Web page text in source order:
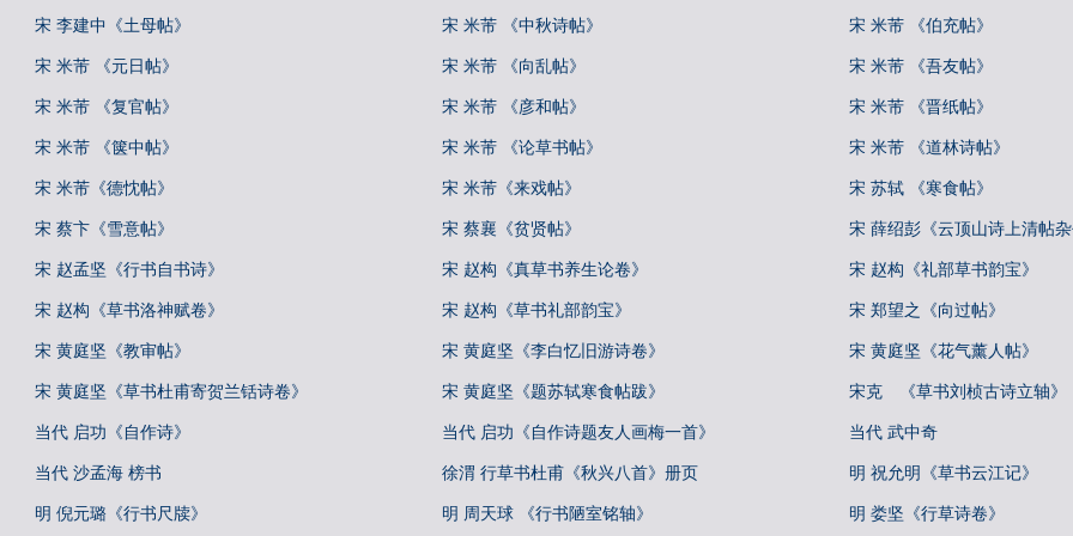
宋 李建中《土母帖》 宋 米芾 《中秋诗帖》 宋 米芾 《伯充帖》
宋 米芾 《元日帖》 宋 米芾 《向乱帖》 宋 米芾 《吾友帖》
宋 米芾 《复官帖》 宋 米芾 《彦和帖》 宋 米芾 《晋纸帖》
宋 米芾 《箧中帖》 宋 米芾 《论草书帖》 宋 米芾 《道林诗帖》
宋 米芾《德忱帖》 宋 米芾《来戏帖》 宋 苏轼 《寒食帖》
宋 蔡卞《雪意帖》 宋 蔡襄《贫贤帖》 宋 薛绍彭《云顶山诗上清帖
宋 赵孟坚《行书自书诗》 宋 赵构《真草书养生论卷》 宋 赵构《礼部草书韵宝》
宋 赵构《草书洛神赋卷》 宋 赵构《草书礼部韵宝》 宋 郑望之《向过帖》
宋 黄庭坚《教审帖》 宋 黄庭坚《李白忆旧游诗卷》 宋 黄庭坚《花气薰人帖》
宋 黄庭坚《草书杜甫寄贺兰铦诗卷》 宋 黄庭坚《题苏轼寒食帖跋》 宋克 《草书刘桢古诗立轴》
当代 启功《自作诗》 当代 启功《自作诗题友人画梅一首》 当代 武中奇
当代 沙孟海 榜书 徐渭 行草书杜甫《秋兴八首》册页 明 祝允明《草书云江记》
明 倪元璐《行书尺牍》 明 周天球 《行书陋室铭轴》 明 娄坚《行草诗卷》